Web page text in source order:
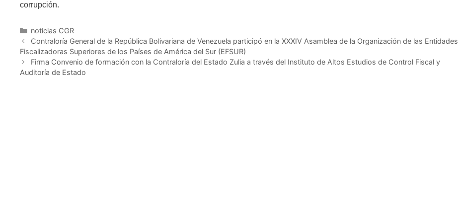
corrupción.
noticias CGR
Contraloría General de la República Bolivariana de Venezuela participó en la XXXIV Asamblea de la Organización de las Entidades
Fiscalizadoras Superiores de los Países de América del Sur (EFSUR)
Firma Convenio de formación con la Contraloría del Estado Zulia a través del Instituto de Altos Estudios de Control Fiscal y
Auditoría de Estado